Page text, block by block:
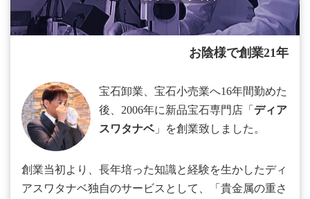
お陰様で創業21年
宝石卸業、宝石小売業へ16年間勤めた
後、2006年に新品宝石専門店「 ディア
スワタナベ」を創業致しました。
創業当初より、長年培った知識と経験を生かしたディ
アスワタナベ独自のサービスとして、「貴金属の重さ